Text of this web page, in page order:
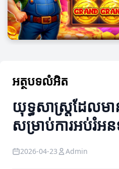
អត្ថបទលំអិត
យុទ្ធសាស្ត្រដែលម
សម្រាប់ការអប់រំអ
2026-04-23 Admin